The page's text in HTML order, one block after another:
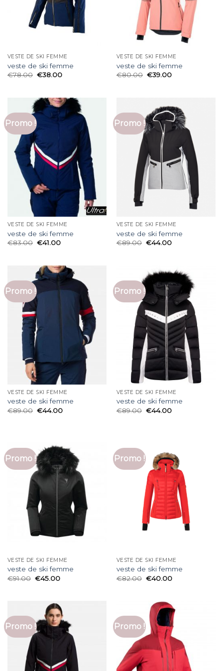
VESTE DE SKI FEMME
veste de ski femme
€78.00 €38.00
VESTE DE SKI FEMME
veste de ski femme
€80.00 €39.00
Promo !
VESTE DE SKI FEMME
veste de ski femme
€83.00 €41.00
Promo !
VESTE DE SKI FEMME
veste de ski femme
€89.00 €44.00
Promo !
VESTE DE SKI FEMME
veste de ski femme
€89.00 €44.00
Promo !
VESTE DE SKI FEMME
veste de ski femme
€89.00 €44.00
Promo !
VESTE DE SKI FEMME
veste de ski femme
€91.00 €45.00
Promo !
VESTE DE SKI FEMME
veste de ski femme
€82.00 €40.00
Promo ! Promo !